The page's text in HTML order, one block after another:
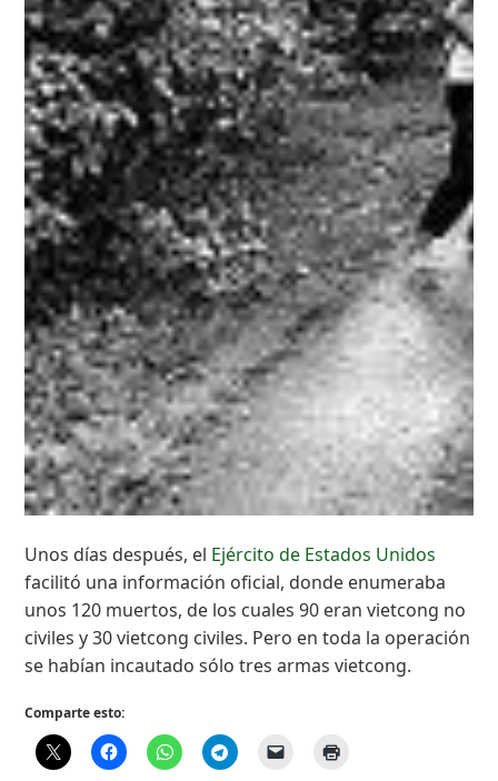
Unos días después, el Ejército de Estados Unidos
facilitó una información oficial, donde enumeraba
unos 120 muertos, de los cuales 90 eran vietcong no
civiles y 30 vietcong civiles. Pero en toda la operación
se habían incautado sólo tres armas vietcong.
Comparte esto: